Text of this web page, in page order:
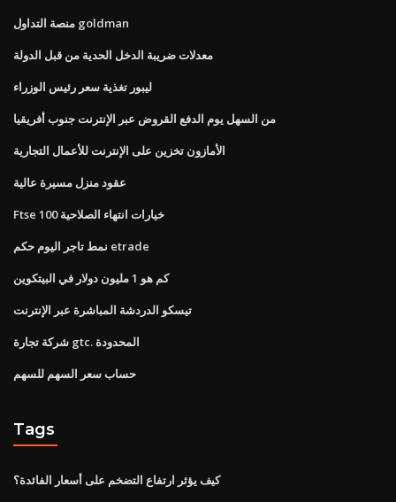
منصة التداول goldman
معدلات ضريبة الدخل الحدية من قبل الدولة
ليبور تغذية سعر رئيس الوزراء
من السهل يوم الدفع القروض عبر الإنترنت جنوب أفريقيا
الأمازون تخزين على الإنترنت للأعمال التجارية
عقود منزل مسيرة عالية
Ftse 100 خيارات انتهاء الصلاحية
نمط تاجر اليوم حكم etrade
كم هو 1 مليون دولار في البيتكوين
تيسكو الدردشة المباشرة عبر الإنترنت
شركة تجارة gtc. المحدودة
حساب سعر السهم للسهم
Tags
كيف يؤثر ارتفاع التضخم على أسعار الفائدة؟